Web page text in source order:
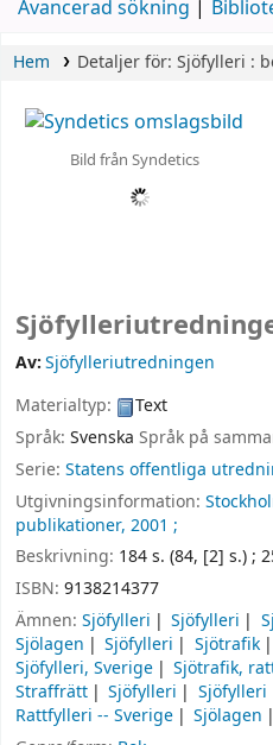
Avancerad sökning
Hem Detaljer för: Sjöfylleri :
Bild från Syndetics
Av:Sjöfylleriutredningen
Materialtyp:
Text
Språk: Svenska Språk på
Serie: Statens offentliga
Utgivningsinformation:
publikationer, 2001 ;
Beskrivning: 184 s. (84, [2] s.) ;
ISBN: 9138214377
Ämnen: Sjöfylleri Sjöfylleri
Sjölagen
Sjöfylleri Sjötrafik
Sjöfylleri, Sverige
Sjötrafik,
Straffrätt
Sjöfylleri Sjöfylleri
Rattfylleri -- Sverige
Sjölagen